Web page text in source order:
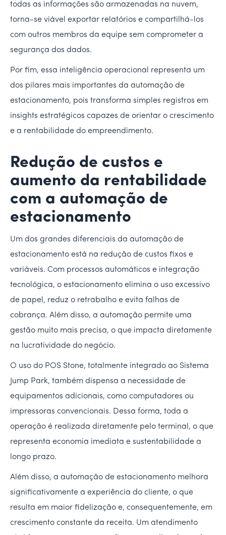
todas as informações são armazenadas na nuvem,
torna-se viável exportar relatórios e compartilhá-los
com outros membros da equipe sem comprometer a
segurança dos dados.
Por fim, essa inteligência operacional representa um
dos pilares mais importantes da automação de
estacionamento, pois transforma simples registros em
insights estratégicos capazes de orientar o crescimento
e a rentabilidade do empreendimento.
Redução de custos e
aumento da rentabilidade
com a automação de
estacionamento
Um dos grandes diferenciais da automação de
estacionamento está na redução de custos fixos e
variáveis. Com processos automáticos e integração
tecnológica, o estacionamento elimina o uso excessivo
de papel, reduz o retrabalho e evita falhas de
cobrança. Além disso, a automação permite uma
gestão muito mais precisa, o que impacta diretamente
na lucratividade do negócio.
O uso do POS Stone, totalmente integrado ao Sistema
Jump Park, também dispensa a necessidade de
equipamentos adicionais, como computadores ou
impressoras convencionais. Dessa forma, toda a
operação é realizada diretamente pelo terminal, o que
representa economia imediata e sustentabilidade a
longo prazo.
Além disso, a automação de estacionamento melhora
significativamente a experiência do cliente, o que
resulta em maior fidelização e, consequentemente, em
crescimento constante da receita. Um atendimento